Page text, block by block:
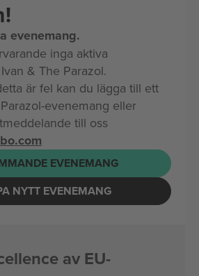
evenemang.
inga aktiva
& The Parazol.
är fel kan du lägga till ett
evenemang eller
till oss
EVENEMANG
NYTT EVENEMANG
av EU-